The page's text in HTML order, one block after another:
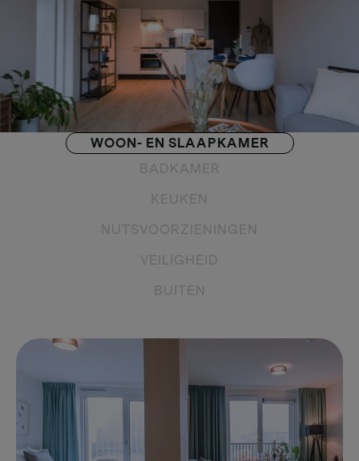
WOON- EN SLAAPKAMER
BADKAMER
KEUKEN
NUTSVOORZIENINGEN
VEILIGHEID
BUITEN